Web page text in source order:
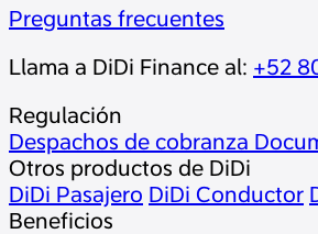
Preguntas frecuentes
Llama a DiDi Finance al: +52
Regulación
Despachos de cobranza
Otros productos de DiDi
DiDi Pasajero DiDi Conductor
Beneficios